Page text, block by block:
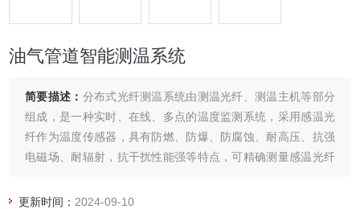
油气管道智能测温系统
简要描述： 分布式光纤测温系统由测温光纤、测温主机等部分
组成，是一种实时、在线、多点的温度监测系统，采用感温光
纤作为温度传感器，具有防燃、防爆、防腐蚀、耐高压、抗强
电磁场、耐辐射，抗干扰性能强等特点，可精确测量感温光纤
信号采集、信号处理数据分析、超温报警、数据传输等功能。
更新时间： 2024-09-10